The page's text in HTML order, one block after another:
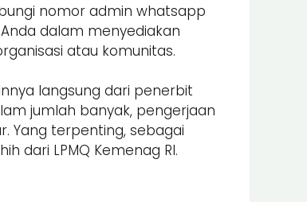
nomor admin whatsapp
dalam menyediakan
atau komunitas.
langsung dari penerbit
jumlah banyak, pengerjaan
Yang terpenting, sebagai
dari LPMQ Kemenag RI.